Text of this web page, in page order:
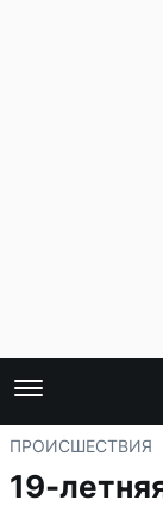
ПРОИСШЕСТВИЯ
19-